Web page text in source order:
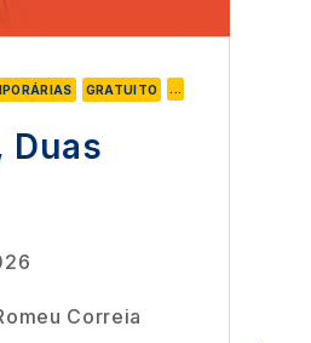
GRATUITO ...
Duas
da
Abril
Correia